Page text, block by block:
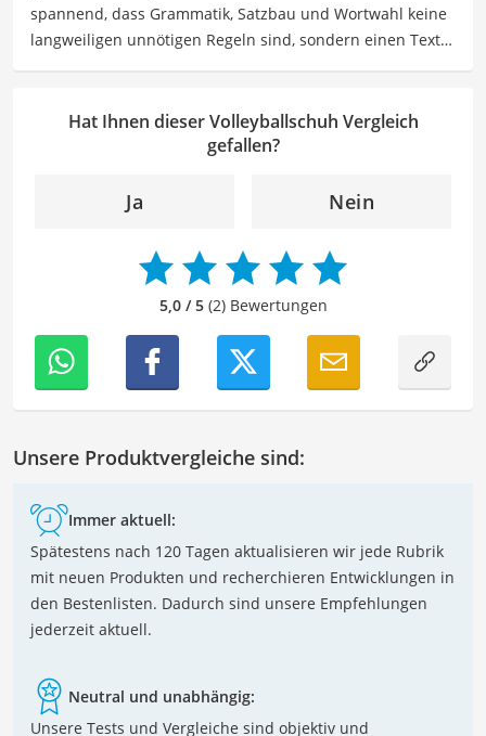
spannend, dass Grammatik, Satzbau und Wortwahl keine
langweiligen unnötigen Regeln sind, sondern einen Text
geschriebenen Wort als Lektorin bei VGL in unsere Texte
einfließen zu lassen. Mit meinem Auge für
ich unser Redaktionsteam dabei, qualitativ hochwertige
meinen Wissensschatz immer mehr zu erweitern und
mich täglich mit den verschiedensten Themen
auseinanderzusetzen.
Hat Ihnen dieser Volleyballschuh Vergleich
gefallen?
Ja Nein
5,0 / 5(2) Bewertungen
Unsere Produktvergleiche sind:
Immer aktuell:
Spätestens nach 120 Tagen aktualisieren wir jede Rubrik
mit neuen Produkten und recherchieren Entwicklungen in
den Bestenlisten. Dadurch sind unsere Empfehlungen
jederzeit aktuell.
Neutral und unabhängig:
Unsere Tests und Vergleiche sind objektiv und